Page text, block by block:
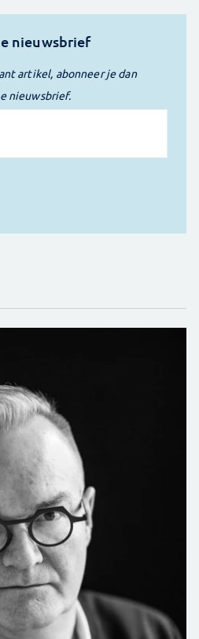
nieuwsbrief
artikel, abonneer je dan
nieuwsbrief.